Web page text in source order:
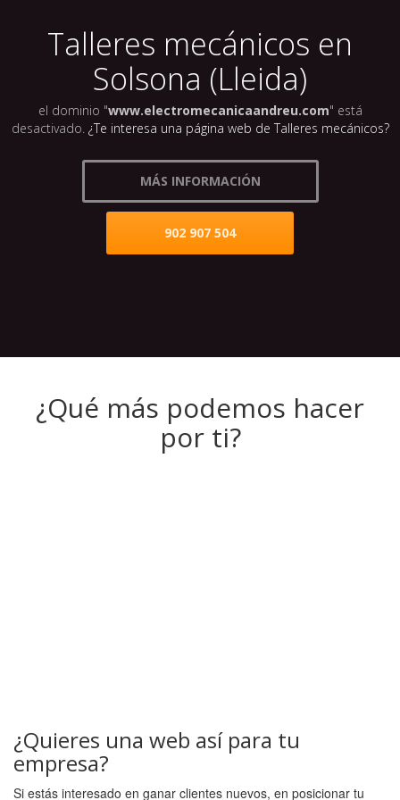
Talleres mecánicos en
Solsona (Lleida)
el dominio "www.electromecanicaandreu.com" está
desactivado. ¿Te interesa una página web de Talleres mecánicos?
MÁS INFORMACIÓN
902 907 504
¿Qué más podemos hacer
por ti?
¿Quieres una web así para tu
empresa?
Si estás interesado en ganar clientes nuevos, en posicionar tu